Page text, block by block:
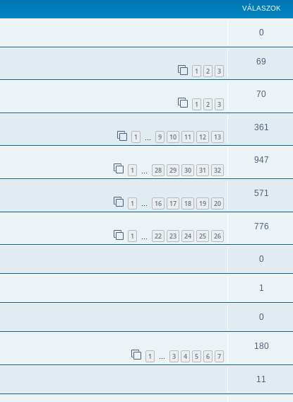
VÁLASZOK
0
1 2 3
69
1 2 3
70
1 9 10 11 12 13
361
1 28 29 30 31 32
947
1 … 16 17 18 19 20
571
1 22 23 24 25 26
776
0
1
0
1 … 3 4 5 6 7
180
11